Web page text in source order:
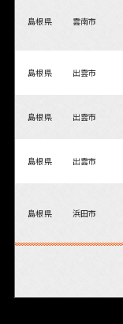
島根県 雲南市
島根県 出雲市
島根県 出雲市
島根県 出雲市
島根県 浜田市